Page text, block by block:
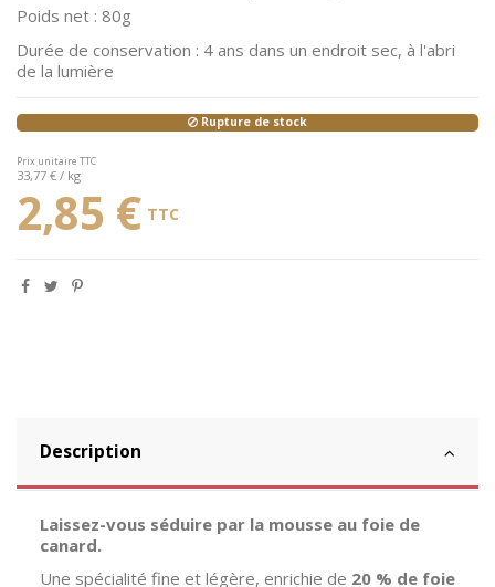
Poids net : 80g
Durée de conservation : 4 ans dans un endroit sec, à l'abri
de la lumière
Rupture de stock
Prix unitaire TTC
33,77 € / kg
2,85 € TTC
Description
Laissez-vous séduire par la mousse au foie de
canard.
Une spécialité fine et légère, enrichie de 20 % de foie